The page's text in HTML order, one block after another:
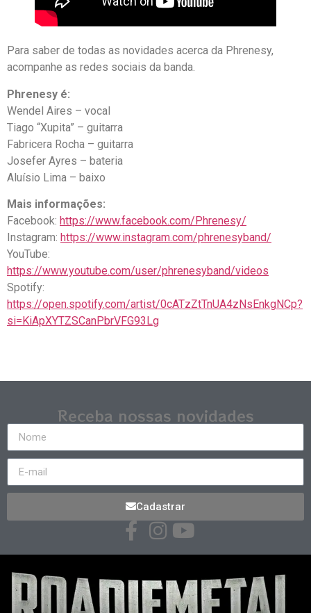
Para saber de todas as novidades acerca da Phrenesy,
acompanhe as redes sociais da banda.
Phrenesy é:
Wendel Aires – vocal
Tiago “Xupita” – guitarra
Fabricera Rocha – guitarra
Josefer Ayres – bateria
Aluísio Lima – baixo
Mais informações:
Facebook: https://www.facebook.com/Phrenesy/
Instagram: https://www.instagram.com/phrenesyband/
YouTube:
https://www.youtube.com/user/phrenesyband/videos
Spotify:
https://open.spotify.com/artist/0cATzZtTnUA4zNsEnkgNCp?
si=KiApXYTZSCanPbrVFG93Lg
Receba nossas novidades
Cadastrar